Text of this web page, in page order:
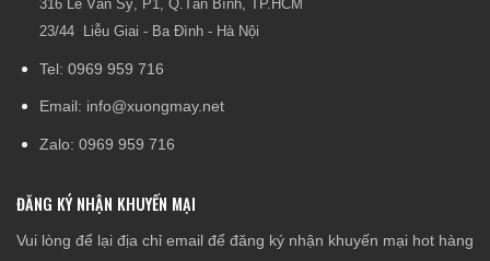
316 Lê Văn Sỹ, P1, Q.Tân Bình, TP.HCM
23/44 Liễu Giai - Ba Đình - Hà Nội
Tel: 0969 959 716
Email: info@xuongmay.net
Zalo: 0969 959 716
ĐĂNG KÝ NHẬN KHUYẾN MẠI
Vui lòng để lại địa chỉ email để đăng ký nhận khuyến mại hot hàng